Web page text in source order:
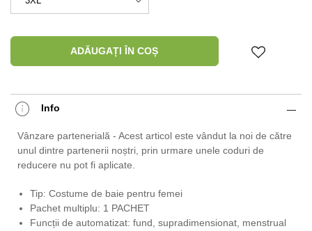
ADĂUGAȚI ÎN COȘ
Info
Vânzare partenerială - Acest articol este vândut la noi de către
unul dintre partenerii noștri, prin urmare unele coduri de
reducere nu pot fi aplicate.
Tip: Costume de baie pentru femei
Pachet multiplu: 1 PACHET
Funcții de automatizat: fund, supradimensionat, menstrual